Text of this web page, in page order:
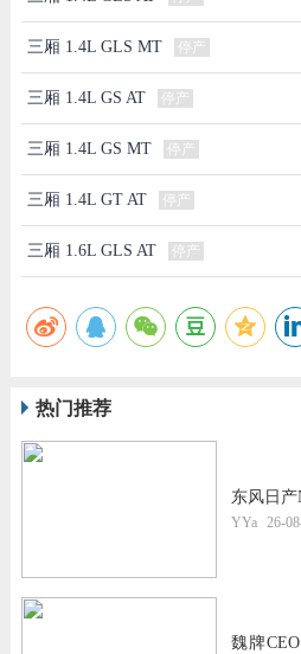
三厢 1.4L GLS MT 停产
三厢 1.4L GS AT 停产
三厢 1.4L GS MT 停产
三厢 1.4L GT AT 停产
三厢 1.6L GLS AT 停产
热门推荐
东风日
YYa 26-
魏牌